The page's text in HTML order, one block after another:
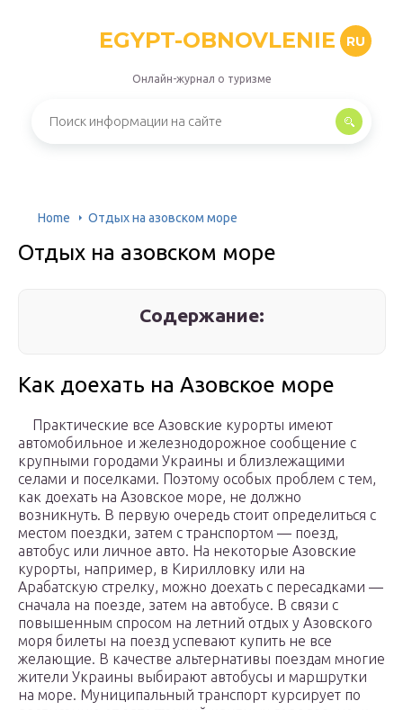
EGYPT-OBNOVLENIE RU
Онлайн-журнал о туризме
Home Отдых на азовском море
Отдых на азовском море
Содержание:
Как доехать на Азовское море
Практические все Азовские курорты имеют
автомобильное и железнодорожное сообщение с
крупными городами Украины и близлежащими
селами и поселками. Поэтому особых проблем с тем,
как доехать на Азовское море, не должно
возникнуть. В первую очередь стоит определиться с
местом поездки, затем с транспортом — поезд,
автобус или личное авто. На некоторые Азовские
курорты, например, в Кирилловку или на
Арабатскую стрелку, можно доехать с пересадками —
сначала на поезде, затем на автобусе. В связи с
повышенным спросом на летний отдых у Азовского
моря билеты на поезд успевают купить не все
желающие. В качестве альтернативы поездам многие
жители Украины выбирают автобусы и маршрутки
на море. Муниципальный транспорт курсирует по